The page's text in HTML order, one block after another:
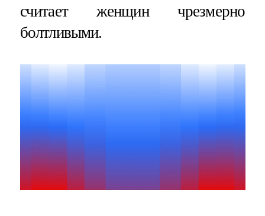
считает женщин чрезмерно
болтливыми.